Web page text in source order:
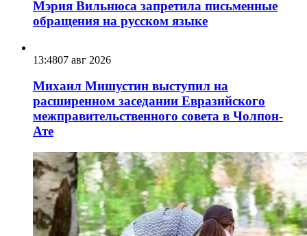
Мэрия Вильнюса запретила письменные
обращения на русском языке
13:4807 авг 2026
Михаил Мишустин выступил на
расширенном заседании Евразийского
межправительственного совета в Чолпон-
Ате